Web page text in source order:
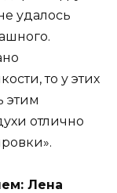
удалось
то у этих
этим
отлично
Лена